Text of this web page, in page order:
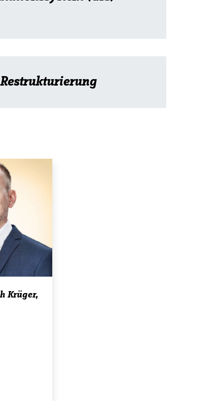
Krüger,